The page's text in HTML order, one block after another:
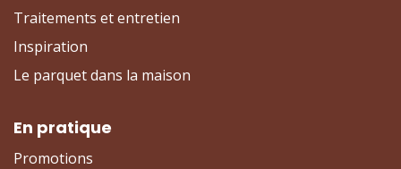
Traitements et entretien
Inspiration
Le parquet dans la maison
En pratique
Promotions